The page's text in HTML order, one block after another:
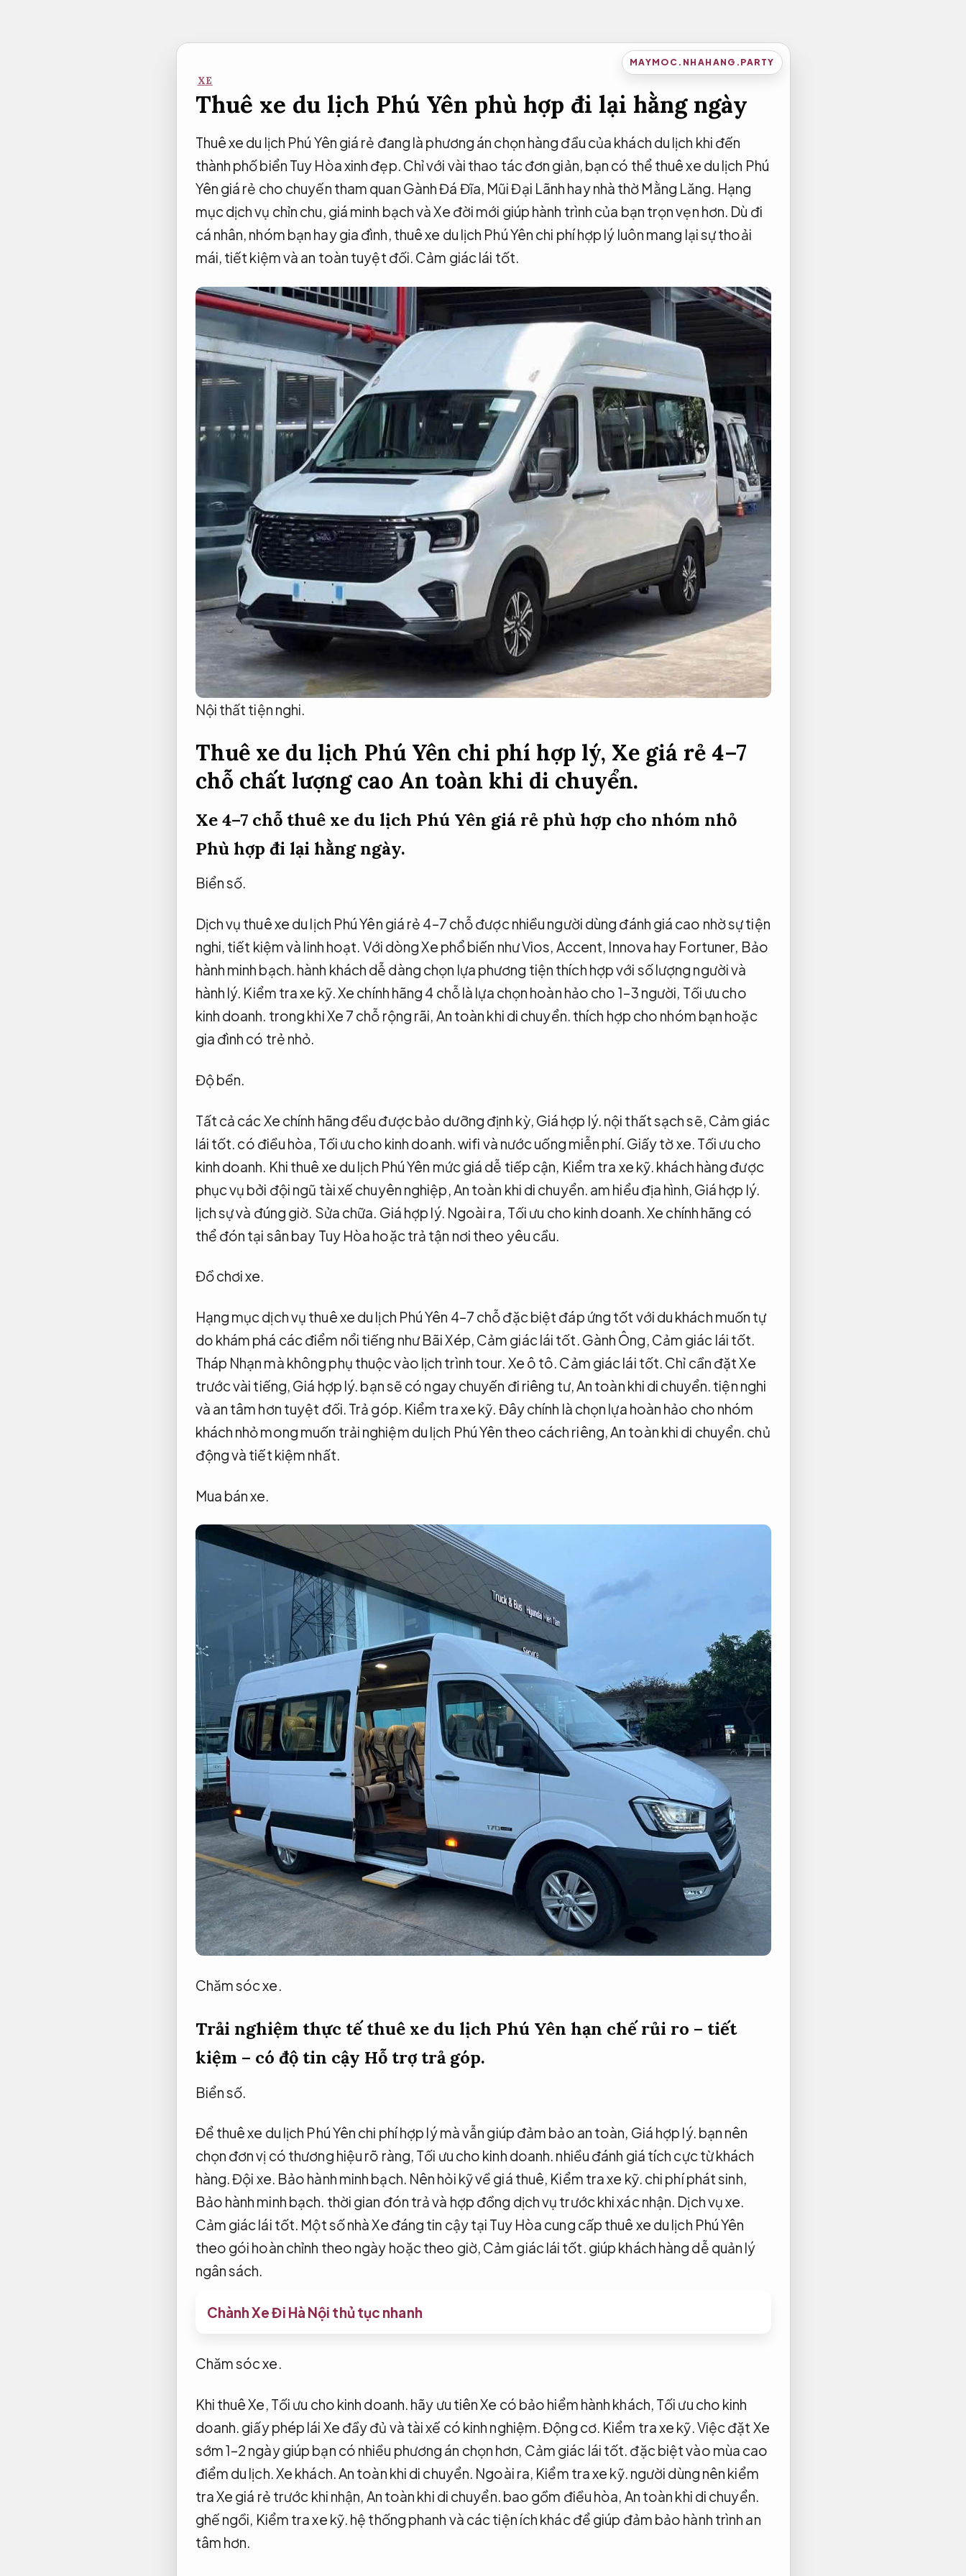
MAYMOC.NHAHANG.PARTY
XE
Thuê xe du lịch Phú Yên phù hợp đi lại hằng ngày
Thuê xe du lịch Phú Yên giá rẻ đang là phương án chọn hàng đầu của khách du lịch khi đến
thành phố biển Tuy Hòa xinh đẹp. Chỉ với vài thao tác đơn giản, bạn có thể thuê xe du lịch Phú
Yên giá rẻ cho chuyến tham quan Gành Đá Đĩa, Mũi Đại Lãnh hay nhà thờ Mằng Lăng. Hạng
mục dịch vụ chỉn chu, giá minh bạch và Xe đời mới giúp hành trình của bạn trọn vẹn hơn. Dù đi
cá nhân, nhóm bạn hay gia đình, thuê xe du lịch Phú Yên chi phí hợp lý luôn mang lại sự thoải
mái, tiết kiệm và an toàn tuyệt đối. Cảm giác lái tốt.
Nội thất tiện nghi.
Thuê xe du lịch Phú Yên chi phí hợp lý, Xe giá rẻ 4–7
chỗ chất lượng cao An toàn khi di chuyển.
Xe 4–7 chỗ thuê xe du lịch Phú Yên giá rẻ phù hợp cho nhóm nhỏ
Phù hợp đi lại hằng ngày.
Biển số.
Dịch vụ thuê xe du lịch Phú Yên giá rẻ 4–7 chỗ được nhiều người dùng đánh giá cao nhờ sự tiện
nghi, tiết kiệm và linh hoạt. Với dòng Xe phổ biến như Vios, Accent, Innova hay Fortuner, Bảo
hành minh bạch. hành khách dễ dàng chọn lựa phương tiện thích hợp với số lượng người và
hành lý. Kiểm tra xe kỹ.Xe chính hãng 4 chỗ là lựa chọn hoàn hảo cho 1–3 người, Tối ưu cho
kinh doanh. trong khi Xe 7 chỗ rộng rãi, An toàn khi di chuyển. thích hợp cho nhóm bạn hoặc
gia đình có trẻ nhỏ.
Độ bền.
Tất cả các Xe chính hãng đều được bảo dưỡng định kỳ, Giá hợp lý. nội thất sạch sẽ, Cảm giác
lái tốt. có điều hòa, Tối ưu cho kinh doanh. wifi và nước uống miễn phí. Giấy tờ xe. Tối ưu cho
kinh doanh. Khi thuê xe du lịch Phú Yên mức giá dễ tiếp cận, Kiểm tra xe kỹ. khách hàng được
phục vụ bởi đội ngũ tài xế chuyên nghiệp, An toàn khi di chuyển. am hiểu địa hình, Giá hợp lý.
lịch sự và đúng giờ. Sửa chữa. Giá hợp lý. Ngoài ra, Tối ưu cho kinh doanh. Xe chính hãng có
thể đón tại sân bay Tuy Hòa hoặc trả tận nơi theo yêu cầu.
Đồ chơi xe.
Hạng mục dịch vụ thuê xe du lịch Phú Yên 4–7 chỗ đặc biệt đáp ứng tốt với du khách muốn tự
do khám phá các điểm nổi tiếng như Bãi Xép, Cảm giác lái tốt. Gành Ông, Cảm giác lái tốt.
Tháp Nhạn mà không phụ thuộc vào lịch trình tour. Xe ô tô. Cảm giác lái tốt. Chỉ cần đặt Xe
trước vài tiếng, Giá hợp lý. bạn sẽ có ngay chuyến đi riêng tư,An toàn khi di chuyển. tiện nghi
và an tâm hơn tuyệt đối. Trả góp. Kiểm tra xe kỹ. Đây chính là chọn lựa hoàn hảo cho nhóm
khách nhỏ mong muốn trải nghiệm du lịch Phú Yên theo cách riêng,An toàn khi di chuyển. chủ
động và tiết kiệm nhất.
Mua bán xe.
Chăm sóc xe.
Trải nghiệm thực tế thuê xe du lịch Phú Yên hạn chế rủi ro – tiết
kiệm – có độ tin cậy Hỗ trợ trả góp.
Biển số.
Để thuê xe du lịch Phú Yên chi phí hợp lý mà vẫn giúp đảm bảo an toàn, Giá hợp lý. bạn nên
chọn đơn vị có thương hiệu rõ ràng, Tối ưu cho kinh doanh. nhiều đánh giá tích cực từ khách
hàng.Đội xe. Bảo hành minh bạch. Nên hỏi kỹ về giá thuê, Kiểm tra xe kỹ. chi phí phát sinh,
Bảo hành minh bạch. thời gian đón trả và hợp đồng dịch vụ trước khi xác nhận. Dịch vụ xe.
Cảm giác lái tốt. Một số nhà Xe đáng tin cậy tại Tuy Hòa cung cấp thuê xe du lịch Phú Yên
theo gói hoàn chỉnh theo ngày hoặc theo giờ, Cảm giác lái tốt. giúp khách hàng dễ quản lý
ngân sách.
Chành Xe Đi Hà Nội thủ tục nhanh
Chăm sóc xe.
Khi thuê Xe, Tối ưu cho kinh doanh. hãy ưu tiên Xe có bảo hiểm hành khách, Tối ưu cho kinh
doanh. giấy phép lái Xe đầy đủ và tài xế có kinh nghiệm.Động cơ. Kiểm tra xe kỹ. Việc đặt Xe
sớm 1–2 ngày giúp bạn có nhiều phương án chọn hơn, Cảm giác lái tốt. đặc biệt vào mùa cao
điểm du lịch. Xe khách. An toàn khi di chuyển. Ngoài ra, Kiểm tra xe kỹ. người dùng nên kiểm
tra Xe giá rẻ trước khi nhận, An toàn khi di chuyển. bao gồm điều hòa, An toàn khi di chuyển.
ghế ngồi, Kiểm tra xe kỹ. hệ thống phanh và các tiện ích khác để giúp đảm bảo hành trình an
tâm hơn.